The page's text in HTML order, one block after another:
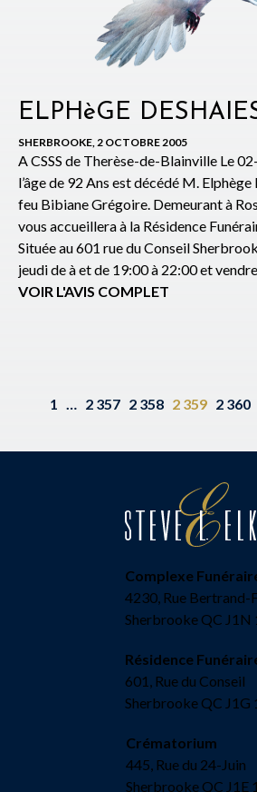
ELPHèGE
SHERBROOKE, 2 OCTOBRE 2005
A CSSS de Therèse-de-Blainville Le
l’âge de 92 Ans est décédé M.
feu Bibiane Grégoire. Demeurant à
vous accueillera à la Résidence
Située au 601 rue du Conseil
jeudi de à et de 19:00 à 22:00 et
VOIR L'AVIS COMPLET
1 … 2 357 2 358 2 359 2 360
Complexe
4230, Rue Bertrand-
Sherbrooke QC J1N
Résidence
601, Rue du Conseil
Sherbrooke QC J1G
Crématorium
445, Rue du 24-Juin
Sherbrooke QC J1E